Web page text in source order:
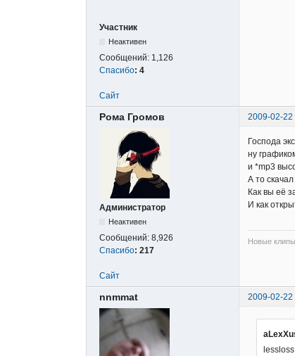
Участник
Неактивен
Сообщений: 1,126
Спасибо: 4
Сайт
Рома Громов 2009-02-22
Администратор
Неактивен
Сообщений: 8,926
Спасибо: 217
Господа
ну
и *mp3
А то
Как вы её
И как
Новые клипы
Сайт
nnmmat 2009-02-22
lessloss